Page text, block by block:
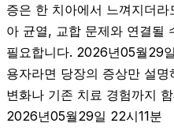
증은 한 치아에서 느껴지더
아 균열, 교합 문제와 연결될
필요합니다. 2026년05월29
용자라면 당장의 증상만 설
변화나 기존 치료 경험까지
2026년05월29일 22시11분